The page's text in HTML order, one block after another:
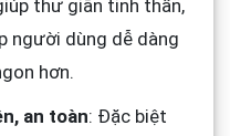
thư giãn tinh thần,
người dùng dễ dàng
hơn.
an toàn: Đặc biệt